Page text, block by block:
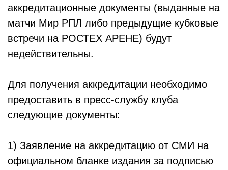
аккредитационные документы (выданные на
матчи Мир РПЛ либо предыдущие кубковые
встречи на РОСТЕХ АРЕНЕ) будут
недействительны.
Для получения аккредитации необходимо
предоставить в пресс-службу клуба
следующие документы:
1) Заявление на аккредитацию от СМИ на
официальном бланке издания за подписью